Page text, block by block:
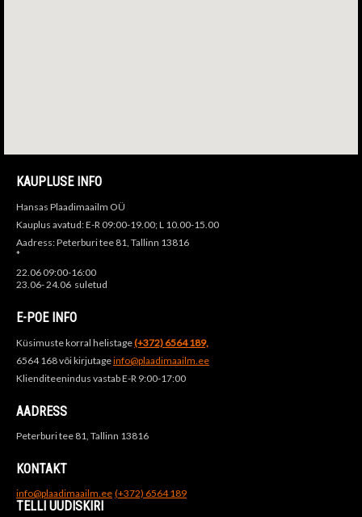
KAUPLUSE INFO
Hansas Plaadimaailm OÜ
Kauplus avatud: E-R 09:00-19.00; L 10.00-15.00
Aadress: Peterburi tee 81, Tallinn 13816
*
22.06 09:00-16:00
23.06- 24.06 suletud
E-POE INFO
Küsimuste korral helistage(+372) 6564 189,
6564 168 või kirjutageinfo@plaadimaailm.ee
Klienditeenindus vastab E-R 9:00-17:00
AADRESS
Peterburi tee 81, Tallinn 13816
KONTAKT
info@plaadimaailm.ee (+372) 6564 189
TELLI UUDISKIRI